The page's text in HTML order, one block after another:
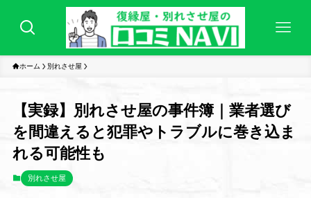
ホーム 別れさせ屋
【実録】別れさせ屋の事件簿｜業者選び
を間違えると犯罪やトラブルに巻き込ま
れる可能性も
別れさせ屋